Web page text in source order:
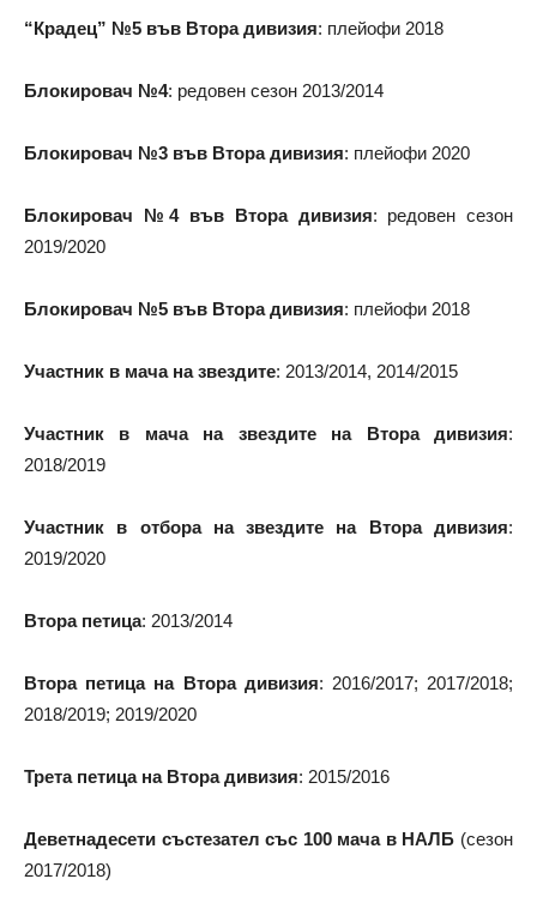
“Крадец” №5 във Втора дивизия: плейофи 2018
Блокировач №4: редовен сезон 2013/2014
Блокировач №3 във Втора дивизия: плейофи 2020
Блокировач №4 във Втора дивизия: редовен сезон
2019/2020
Блокировач №5 във Втора дивизия: плейофи 2018
Участник в мача на звездите: 2013/2014, 2014/2015
Участник в мача на звездите на Втора дивизия:
2018/2019
Участник в отбора на звездите на Втора дивизия:
2019/2020
Втора петица: 2013/2014
Втора петица на Втора дивизия: 2016/2017; 2017/2018;
2018/2019; 2019/2020
Трета петица на Втора дивизия: 2015/2016
Деветнадесети състезател със 100 мача в НАЛБ (сезон
2017/2018)